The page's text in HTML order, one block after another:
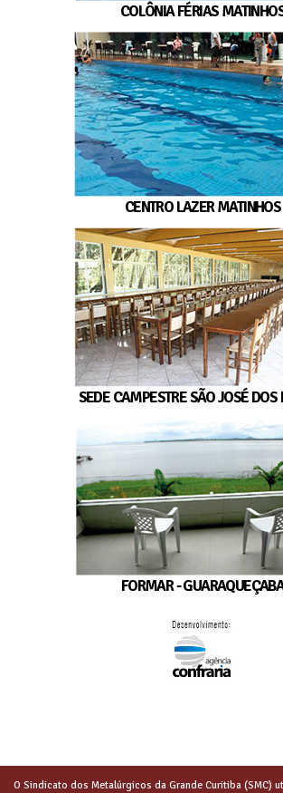
COLÔNIA FÉRIAS
CENTRO LAZER MATINHOS
SEDE CAMPESTRE SÃO JOSÉ DOS
FORMAR -
O Sindicato dos Metalúrgicos da Grande Curitiba (SMC)